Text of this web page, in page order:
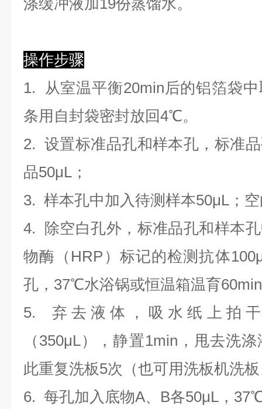
涤缓冲液加19份蒸馏水。
操作步骤
1. 从室温平衡20min后的铝箔袋
条用自封袋密封放回4℃。
2. 设置标准品孔和样本孔，标准
品50μL；
3. 样本孔中加 入待测样本50μL；
4.
除空白孔外，标准品孔和样本
物酶（HRP）标记的检测抗体
孔，37℃水浴锅或恒温箱温育
5. 弃去液体，吸水纸上拍
（350μL）
，静置1min，甩去洗
此重复洗板5次（也可用洗板机洗
6. 每孔加入底物A、B各50μL，